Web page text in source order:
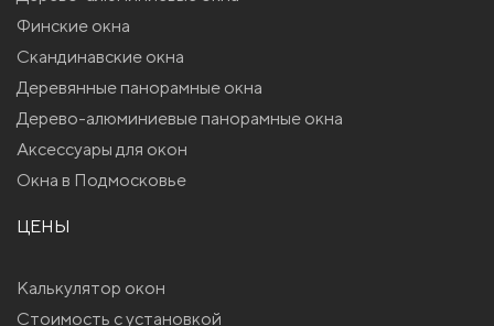
Финские окна
Скандинавские окна
Деревянные панорамные окна
Дерево-алюминиевые панорамные окна
Аксессуары для окон
Окна в Подмосковье
ЦЕНЫ
Калькулятор окон
Стоимость с установкой